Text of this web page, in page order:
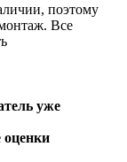
поэтому
Все
уже
оценки